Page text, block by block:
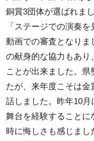
銅賞3団体が選ばれま
「ステージでの演奏
動画での審査となりま
の献身的な協力もあり
ことが出来ました。
たが、来年度こそは
話しました。昨年10
舞台を経験することに
時に悔しさも感じまし